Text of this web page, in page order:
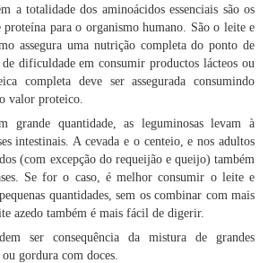
a totalidade dos aminoácidos essenciais são os
proteína para o organismo humano. São o leite e
assegura uma nutrição completa do ponto de
dificuldade em consumir productos lácteos ou
completa deve ser assegurada consumindo
valor proteico.
grande quantidade, as leguminosas levam à
intestinais. A cevada e o centeio, e nos adultos
(com excepção do requeijão e queijo) também
Se for o caso, é melhor consumir o leite e
quantidades, sem os combinar com mais
azedo também é mais fácil de digerir.
ser consequência da mistura de grandes
gordura com doces.